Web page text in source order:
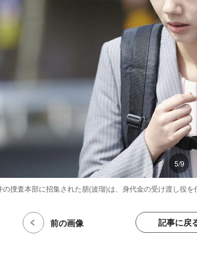
5/9
の捜査本部に招集された朋(波瑠)は、身代金の受け渡し役を
前の画像 記事に戻